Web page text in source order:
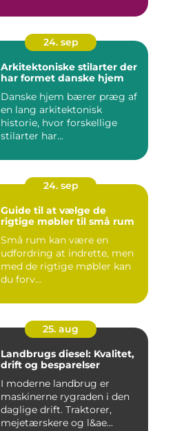
24. sep
Arkitektoniske stilarter der
har formet danske hjem
Danske hjem bærer præg af
en lang arkitektonisk
historie, hvor forskellige
stilarter har...
24. sep
Guide til at vælge de
rigtige møbler til små rum
Små rum kan være en
udfordring at indrette, men
med de rigtige møbler kan
du forv...
25. aug
Landbrugs diesel: Kvalitet,
drift og besparelser
I moderne landbrug er
maskinerne rygraden i den
daglige drift. Traktorer,
mejetærskere og l&ae...